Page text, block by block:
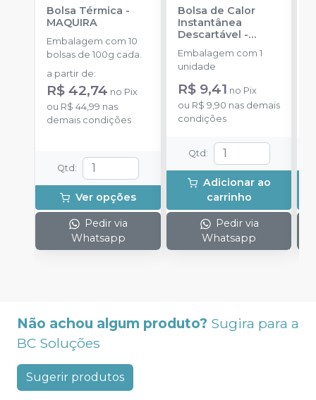
Bolsa Térmica -
MAQUIRA
Embalagem com 10
bolsas de 100g cada.
a partir de:
R$ 42,74 no Pix
ou R$ 44,99 nas
demais condições
Qtd :
Ver opções
Pedir via
Whatsapp
Bolsa de Calor
Instantânea
Descartável -
Embalagem com 1
unidade
R$ 9,41 no Pix
ou R$ 9,90 nas demais
condições
Qtd :
Adicionar ao
carrinho
Pedir via
Whatsapp
Não achou algum produto? Sugira para a
BC Soluções
Sugerir produtos